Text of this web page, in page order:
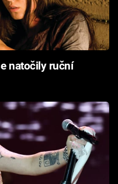
natočily ruční